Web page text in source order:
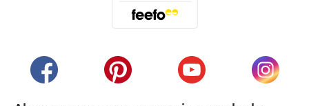
(s'ouvre dans un nouvel onglet)
(s'ouvre dans un nouvel onglet)
(s'ouvre dans un(s'ouvre